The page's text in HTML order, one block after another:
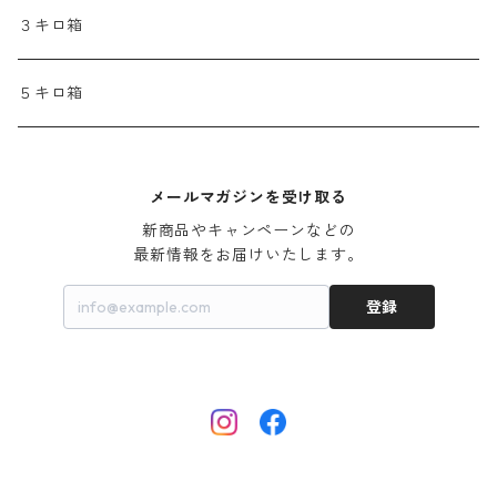
晩生桃【7月下旬～8月中頃】
黄桃【8月中旬頃】
３キロ箱
５キロ箱
メールマガジンを受け取る
新商品やキャンペーンなどの
最新情報をお届けいたします。
登録